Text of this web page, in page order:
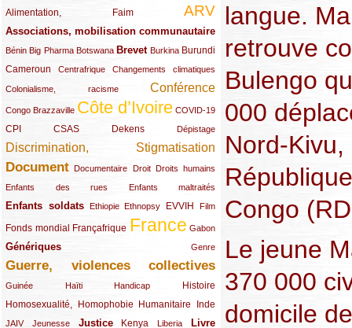
Alimentation, Faim
(48/289) ARV
(203/289)
Associations, mobilisation communautaire
(65/289)
Bénin
(13/289)Big Pharma
(16/289) Botswana
(9/289) Brevet
(83/289) Burkina
(18/289) Burundi
(30/289)
Cameroun
(47/289) Centrafrique
(23/289) Changements climatiques
(10/289)
Colonialisme, racisme
(19/289) Conférence
(118/289)
Congo Brazzaville
(24/289) Côte d’Ivoire
(263/289) COVID-19
(13/289)
CPI
(48/289) CSAS
(32/289) Dekens
(29/289) Dépistage
(19/289)
Discrimination, Stigmatisation
(131/289)
Document
(145/289) Documentaire
(9/289) Droit
(20/289) Droits humains
(22/289)
Enfants des rues
(21/289) Enfants maltraités
(10/289)
Enfants soldats
(68/289) Ethiopie
(12/289) Ethnopsy
(15/289) EVVIH
(55/289) Film
(22/289)
Fonds mondial
(48/289) Françafrique
(39/289) France
(289/289) Gabon
(12/289)
Génériques
(59/289) Genre
(22/289)
Guerre, violences collectives
(149/289)
Guinée
(12/289) Haïti
(15/289) Handicap
(10/289) Histoire
(49/289)
Homosexualité, Homophobie
(44/289) Humanitaire
(47/289) Inde
(34/289)
JAIV
(10/289)Jeunesse
(21/289) Justice
(65/289) Kenya
(35/289) Liberia
(25/289) Livre
(62/289)
langue.
retrouve
Bulengo
000
Nord-Kivu,
Congo
Le jeune
370 000
domicile